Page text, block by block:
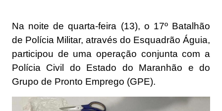
Na noite de quarta-feira (13), o 17º Batalhão
de Polícia Militar, através do Esquadrão Águia,
participou de uma operação conjunta com a
Polícia Civil do Estado do Maranhão e do
Grupo de Pronto Emprego (GPE).